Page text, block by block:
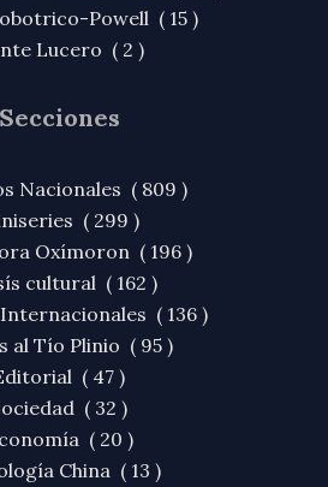
Powell ( 15 )
Lucero ( 2 )
Secciones
Nacionales ( 809 )
( 299 )
Oxímoron ( 196 )
cultural ( 162 )
( 136 )
al Tío Plinio ( 95 )
( 47 )
( 32 )
( 20 )
China ( 13 )